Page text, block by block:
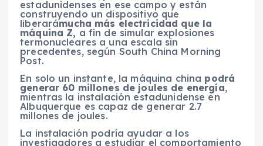
estadunidenses en ese campo y están
construyendo un dispositivo que
liberarámucha más electricidad que la
máquina Z, a fin de simular explosiones
termonucleares a una escala sin
precedentes, según South China Morning
Post.
En solo un instante, la máquina china podrá
generar 60 millones de joules de energía,
mientras la instalación estadunidense en
Albuquerque es capaz de generar 2.7
millones de joules.
La instalación podría ayudar a los
investigadores a estudiar el comportamiento